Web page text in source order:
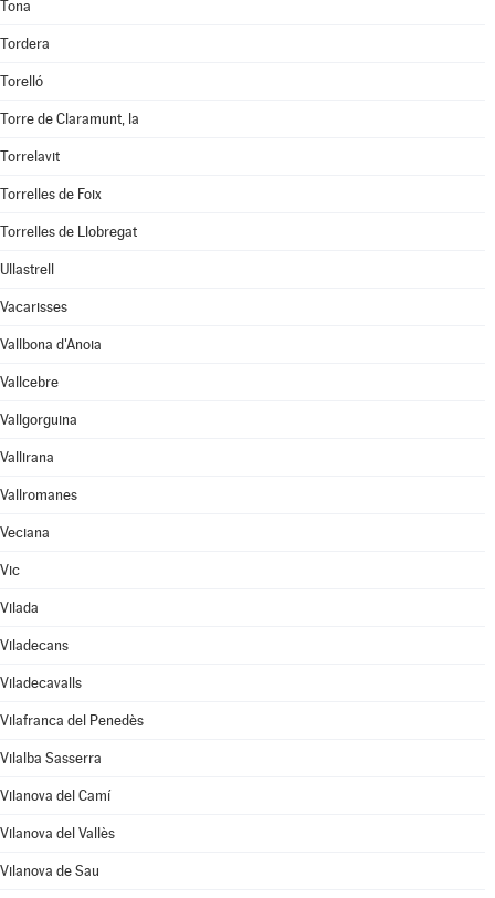
Tona
Tordera
Torelló
Torre de Claramunt, la
Torrelavit
Torrelles de Foix
Torrelles de Llobregat
Ullastrell
Vacarisses
Vallbona d'Anoia
Vallcebre
Vallgorguina
Vallirana
Vallromanes
Veciana
Vic
Vilada
Viladecans
Viladecavalls
Vilafranca del Penedès
Vilalba Sasserra
Vilanova del Camí
Vilanova del Vallès
Vilanova de Sau